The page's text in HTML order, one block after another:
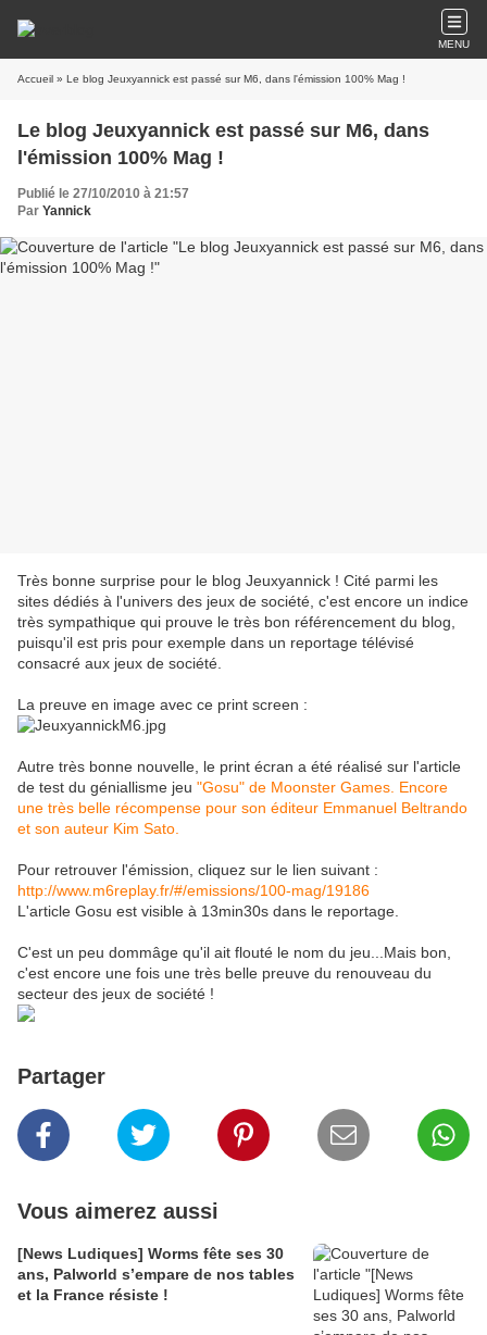
MENU
Accueil » Le blog Jeuxyannick est passé sur M6, dans l'émission 100% Mag !
Le blog Jeuxyannick est passé sur M6, dans
l'émission 100% Mag !
Publié le 27/10/2010 à 21:57
Par Yannick
Très bonne surprise pour le blog Jeuxyannick ! Cité parmi les
sites dédiés à l'univers des jeux de société, c'est encore un indice
très sympathique qui prouve le très bon référencement du blog,
puisqu'il est pris pour exemple dans un reportage télévisé
consacré aux jeux de société.
La preuve en image avec ce print screen :
Autre très bonne nouvelle, le print écran a été réalisé sur l'article
de test du géniallisme jeu "Gosu" de Moonster Games. Encore
une très belle récompense pour son éditeur Emmanuel Beltrando
et son auteur Kim Sato.
Pour retrouver l'émission, cliquez sur le lien suivant :
http://www.m6replay.fr/#/emissions/100-mag/19186
L'article Gosu est visible à 13min30s dans le reportage.
C'est un peu dommâge qu'il ait flouté le nom du jeu...Mais bon,
c'est encore une fois une très belle preuve du renouveau du
secteur des jeux de société !
Partager
Vous aimerez aussi
[News Ludiques] Worms fête ses 30
ans, Palworld s’empare de nos tables
et la France résiste !